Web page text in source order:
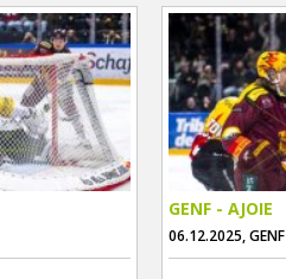
GENF - AJOIE
06.12.2025, GENF